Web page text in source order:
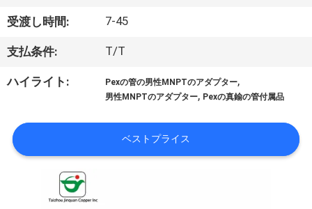
い
て
工
場
旅
受渡し時間: 7-45
支払条件: T/T
ハイライト: Pexの管の男性MNPTのアダプター,
男性MNPTのアダプター, Pexの真鍮の管付属品
ベストプライス